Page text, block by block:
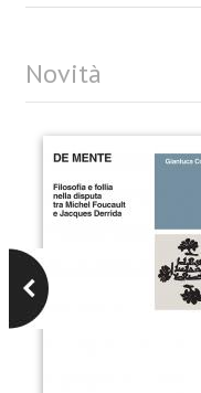
Novità